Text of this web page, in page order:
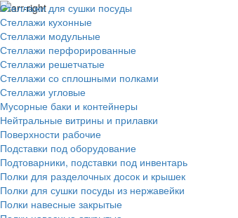
Стеллажи для сушки посуды
Стеллажи кухонные
Стеллажи модульные
Стеллажи перфорированные
Стеллажи решетчатые
Стеллажи со сплошными полками
Стеллажи угловые
Мусорные баки и контейнеры
Нейтральные витрины и прилавки
Поверхности рабочие
Подставки под оборудование
Подтоварники, подставки под инвентарь
Полки для разделочных досок и крышек
Полки для сушки посуды из нержавейки
Полки навесные закрытые